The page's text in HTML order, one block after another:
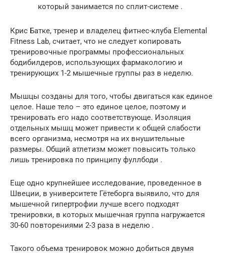
который занимается по сплит-системе .
Крис Батке, тренер и владелец фитнес-клуба Elemental
Fitness Lab, считает, что не следует копировать
тренировочные программы профессиональных
бодибилдеров, использующих фармакологию и
тренирующих 1-2 мышечные группы раз в неделю.
Мышцы созданы для того, чтобы двигаться как единое
целое. Наше тело – это единое целое, поэтому и
тренировать его надо соответствующе. Изоляция
отдельных мышц может привести к общей слабости
всего организма, несмотря на их внушительные
размеры. Общий атлетизм может повысить только
лишь тренировка по принципу фуллбоди .
Еще одно крупнейшее исследование, проведенное в
Швеции, в университете Гётеборга выявило, что для
мышечной гипертрофии лучше всего подходят
тренировки, в которых мышечная группа нагружается
30-60 повторениями 2-3 раза в неделю .
Такого объема тренировок можно добиться двумя